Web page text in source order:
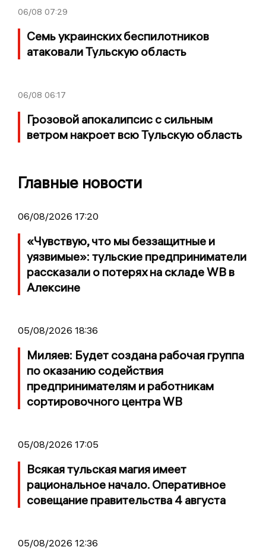
06/08 07:29
Семь украинских беспилотников
атаковали Тульскую область
06/08 06:17
Грозовой апокалипсис с сильным
ветром накроет всю Тульскую область
Главные новости
06/08/2026 17:20
«Чувствую, что мы беззащитные и
уязвимые»: тульские предприниматели
рассказали о потерях на складе WB в
Алексине
05/08/2026 18:36
Миляев: Будет создана рабочая группа
по оказанию содействия
предпринимателям и работникам
сортировочного центра WB
05/08/2026 17:05
Всякая тульская магия имеет
рациональное начало. Оперативное
совещание правительства 4 августа
05/08/2026 12:36